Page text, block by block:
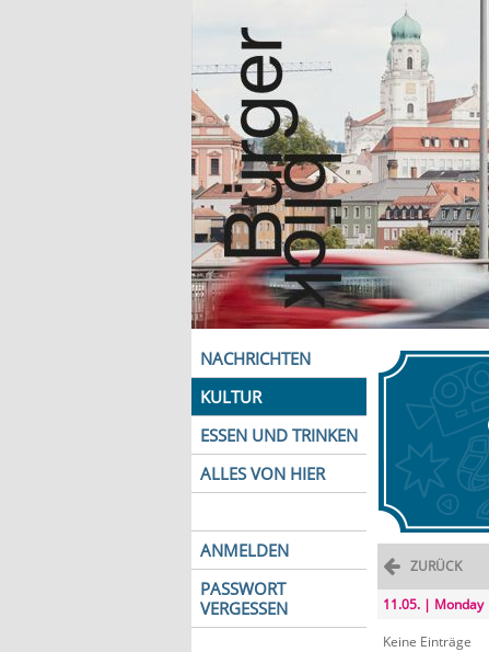
NACHRICHTEN
KULTUR
ESSEN UND TRINKEN
ALLES VON HIER
ANMELDEN
PASSWORT
VERGESSEN
ZURÜCK
11.05. | Monday
Keine Einträge